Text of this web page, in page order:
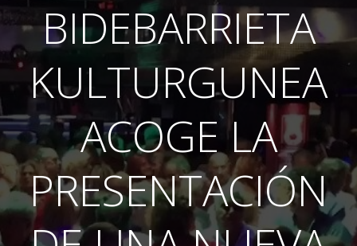
BIDEBARRIETA
KULTURGUNEA
ACOGE LA
PRESENTACIÓN